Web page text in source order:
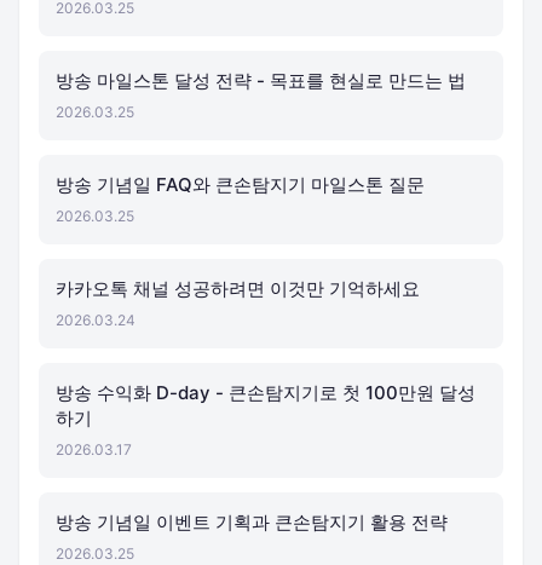
2026.03.25
방송 마일스톤 달성 전략 - 목표를 현실로 만드는 법
2026.03.25
방송 기념일 FAQ와 큰손탐지기 마일스톤 질문
2026.03.25
카카오톡 채널 성공하려면 이것만 기억하세요
2026.03.24
방송 수익화 D-day - 큰손탐지기로 첫 100만원 달성
하기
2026.03.17
방송 기념일 이벤트 기획과 큰손탐지기 활용 전략
2026.03.25